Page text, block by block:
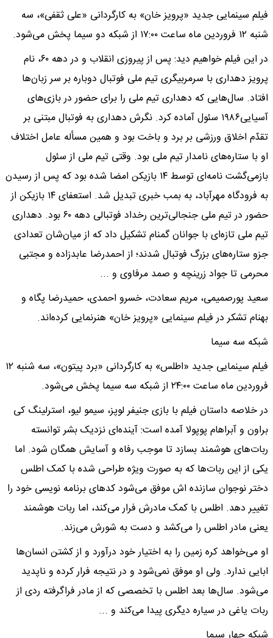
فیلم سینمایی جدید «پرویز خان» به کارگردانی «علی ثقفی»، سه
شنبه ۱۲ فروردین ماه ساعت ۱۷:۰۰ از شبکه دو سیما پخش می‌شود.
در این فیلم خواهیم دید: پس از پیروزی انقلاب و در دهه ۶۰، نام
پرویز دهداری با سرمربیگری تیم ملی فوتبال دوباره بر سر زبان‌ها
افتاد. سال‌هایی که دهداری تیم ملی را برای حضور در بازی‌های
آسیایی۱۹۸۶ سئول آماده کرد. نگرش دهداری به فوتبال مبتنی بر
تقدّم اخلاق ورزشی بر برد و باخت بود و همین مسأله عامل اختلاف
او با ستاره‌های نامدار تیم ملی بود. وقتی تیم ملی از سئول
بازمی‌گشت نامه‌ای توسط ۱۴ بازیکن امضا شده بود که پس از رسیدن
به فرودگاه مهرآباد، به بمب خبری تبدیل شد. استعفای ۱۴ بازیکن از
حضور در تیم ملی جنجالی‌ترین رخداد فوتبالی دهه ۶۰ بود. دهداری
تیم ملی تازه‌ای با جوانان گمنام تشکیل داد که از میان‌شان تعدادی
جزو ستاره‌های بزرگ فوتبال شدند؛ از احمدرضا عابدزاده و مجتبی
محرمی تا جواد زرینچه و صمد مرفاوی و ...
سعید پورصمیمی، مریم سعادت، خسرو احمدی، حمیدرضا پگاه و
بهنام تشکر در فیلم سینمایی «پرویز خان» هنرنمایی کرده‌اند.
شبکه سه سیما
فیلم سینمایی جدید «اطلس» به کارگردانی «برد پیتون»، سه شنبه ۱۲
فروردین ماه ساعت ۲۴:۰۰ از شبکه سه سیما پخش می‌شود.
در خلاصه داستان فیلم با بازی جنیفر لوپز، سیمو لیو، استرلینگ کی
براون و آبراهام پوپولا آمده است: آینده‌ای نزدیک بشر توانسته
ربات‌های هوشمند بسازد تا موجب رفاه و آسایش همگان شود. اما
یکی از این ربات‌ها که به صورت ویژه طراحی شده با کمک اطلس
دختر نوجوان سازنده اش موفق می‌شود کد‌های برنامه نویسی خود را
تغییر دهد. اطلس با کمک مادرش فرار می‌کند، اما ربات هوشمند
یعنی مادر اطلس را می‌کشد و دست به شورش می‌زند.
او می‌خواهد کره زمین را به اختیار خود درآورد و از کشتن انسان‌ها
ابایی ندارد. ولی او موفق نمی‌شود و در نتیجه فرار کرده و ناپدید
می‌شود. سال‌ها بعد اطلس با تخصصی که از مادر فراگرفته ردی از
ربات یاغی در سیاره دیگری پیدا می‌کند و ...